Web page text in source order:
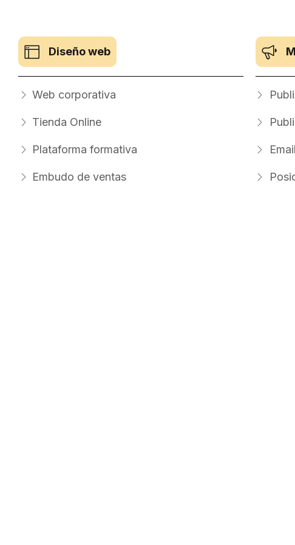
Diseño web
Web corporativa
Tienda Online
Plataforma formativa
Embudo de ventas